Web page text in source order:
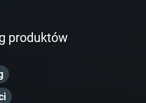
produktów